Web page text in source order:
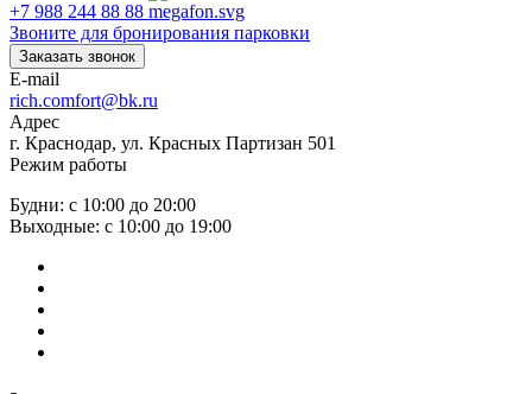
+7 988 244 88 88
Звоните для бронирования парковки
Заказать звонок
E-mail
rich.comfort@bk.ru
Адрес
г. Краснодар, ул. Красных Партизан 501
Режим работы
Будни: с 10:00 до 20:00
Выходные: с 10:00 до 19:00